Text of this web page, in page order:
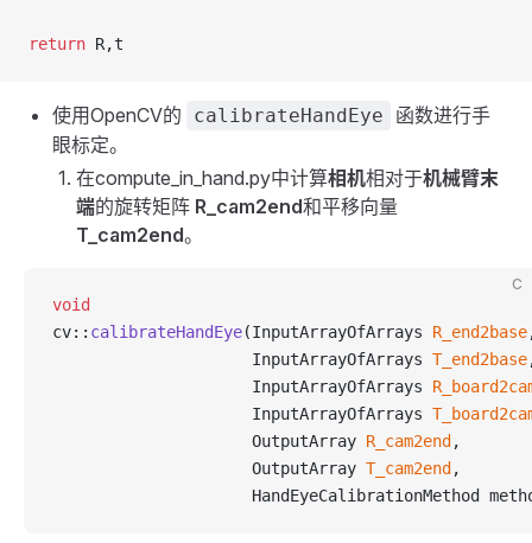
return R,t
使用OpenCV的 calibrateHandEye
函数进行手
眼标定。
在compute_in_hand.py中计算相机相对于机械臂末
端的旋转矩阵 R_cam2end和平移向量
T_cam2end。
C
void
cv:: calibrateHandEye(InputArrayOfArrays R_end2base
                     InputArrayOfArrays
T_end2base
                     InputArrayOfArrays
                     InputArrayOfArrays
                     OutputArray
R_cam2end ,
                     OutputArray
T_cam2end ,
HandEyeCalibrationMethod